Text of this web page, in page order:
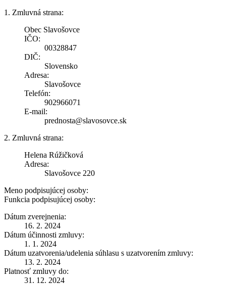
1. Zmluvná strana:
Obec Slavošovce
IČO:
00328847
DIČ:
Slovensko
Adresa:
Slavošovce
Telefón:
902966071
E-mail:
prednosta@slavosovce.sk
2. Zmluvná strana:
Helena Rúžičková
Adresa:
Slavošovce 220
Meno podpisujúcej osoby:
Funkcia podpisujúcej osoby:
Dátum zverejnenia:
16. 2. 2024
Dátum účinnosti zmluvy:
1. 1. 2024
Dátum uzatvorenia/udelenia súhlasu s uzatvorením zmluvy:
13. 2. 2024
Platnosť zmluvy do:
31. 12. 2024